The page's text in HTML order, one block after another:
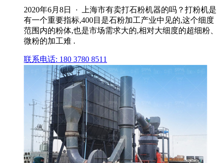
2020年6月8日 · 上海市有卖打石粉机器的吗？打粉机是
有一个重要指标,400目是石粉加工产业中见的,这个细度
范围内的粉体,也是市场需求大的,相对大细度的超细粉、
微粉的加工难 .
联系电话: 180 3780 8511